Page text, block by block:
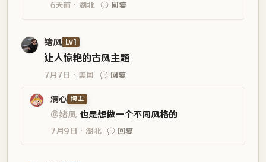
6天前 湖北 回复
绪风 Lv1
让人惊艳的古风主题
7月7日 美国 回复
满心 博主
@绪风 也是想做一个不同风格的
7月9日 湖北 回复